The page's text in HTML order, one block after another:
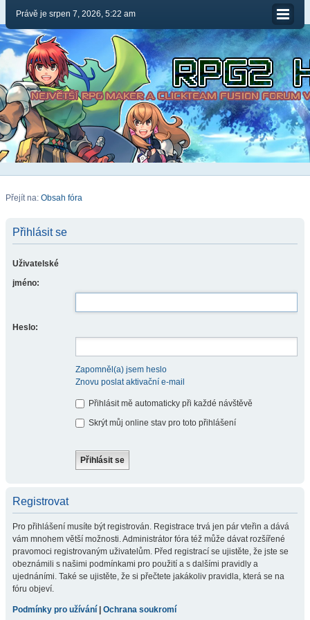
Právě je srpen 7, 2026, 5:22 am
Přejít na: Obsah fóra
Přihlásit se
Uživatelské
jméno:
Heslo:
Zapomněl(a) jsem heslo
Znovu poslat aktivační e-mail
Přihlásit mě automaticky při každé návštěvě
Skrýt můj online stav pro toto přihlášení
Registrovat
Pro přihlášení musíte být registrován. Registrace trvá jen pár vteřin a dává
vám mnohem větší možnosti. Administrátor fóra též může dávat rozšířené
pravomoci registrovaným uživatelům. Před registrací se ujistěte, že jste se
obeznámili s našimi podmínkami pro použití a s dalšími pravidly a
ujednáními. Také se ujistěte, že si přečtete jakákoliv pravidla, která se na
fóru objeví.
Podmínky pro užívání Ochrana soukromí